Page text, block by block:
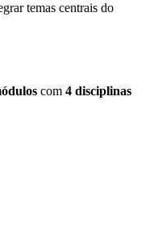
temas centrais do
com 4 disciplinas